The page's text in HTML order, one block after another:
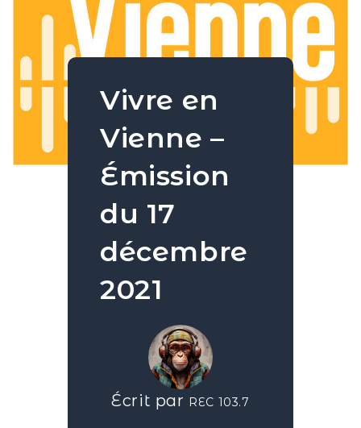
Vivre en
Vienne –
Émission
du 17
décembre
2021
Écrit par REC 103.7